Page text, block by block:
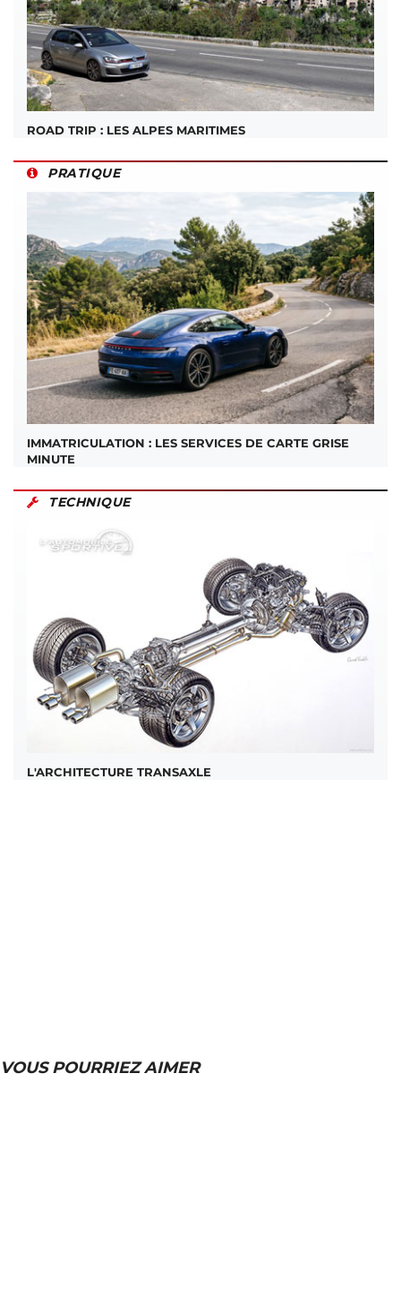
ROAD TRIP : LES ALPES MARITIMES
PRATIQUE
IMMATRICULATION : LES SERVICES DE CARTE GRISE
MINUTE
TECHNIQUE
L'ARCHITECTURE TRANSAXLE
VOUS POURRIEZ AIMER